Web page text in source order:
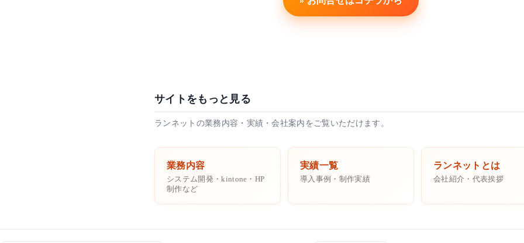
サイトをもっと見る
ランネットの業務内容・実績・会社案内をご覧いただけます。
業務内容
システム開発・kintone・HP
制作など
実績一覧
導入事例・制作実績
ランネットとは
会社紹介・代表挨拶